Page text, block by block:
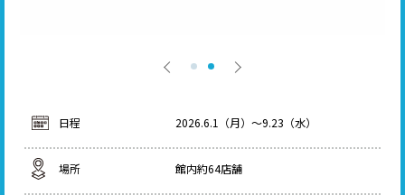
日程 2026.6.1（月）〜9.23（水）
場所 館内約64店舗